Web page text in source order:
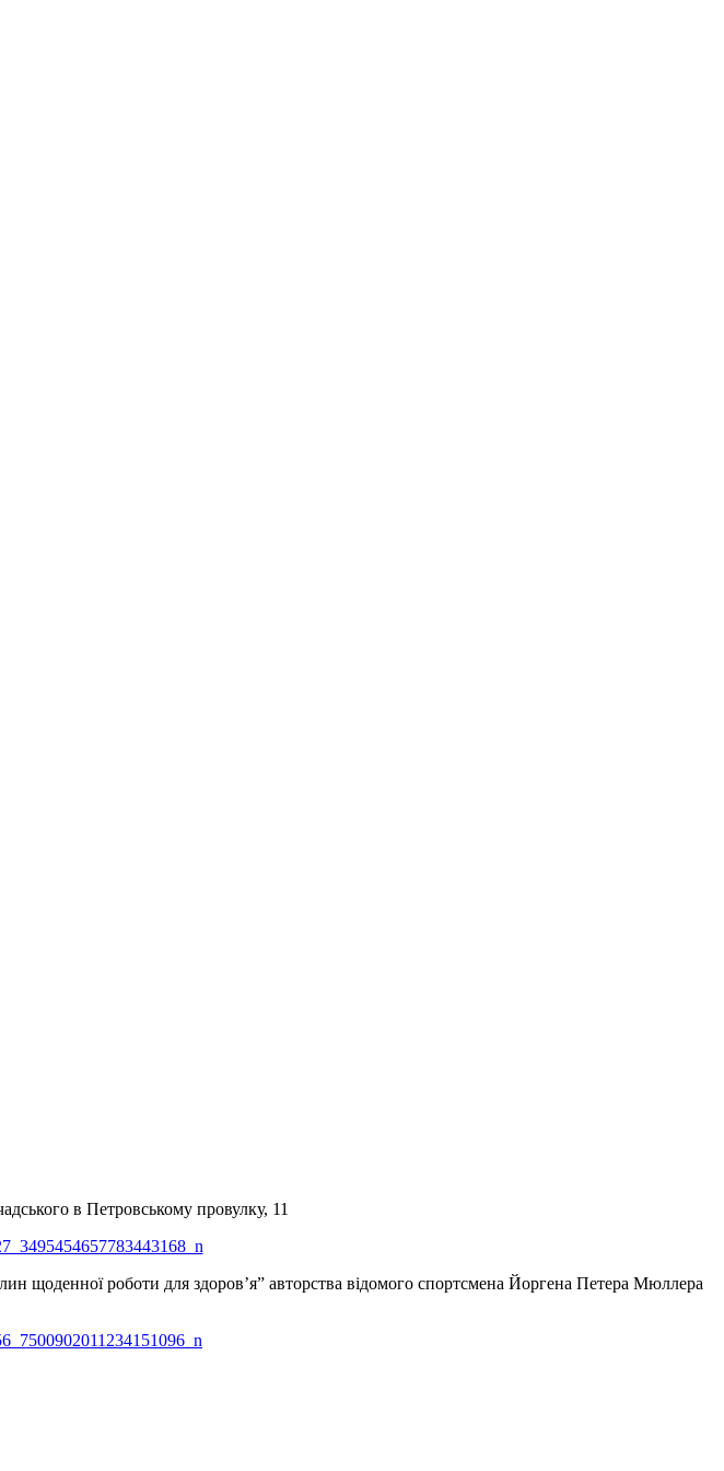
в Петровському провулку, 11
щоденної роботи для здоров’я” авторства відомого спортсмена Йоргена Петера Мюллера